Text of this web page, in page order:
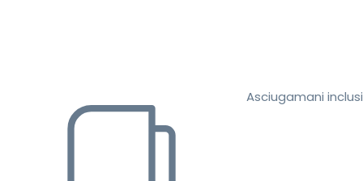
Asciugamani inclusi